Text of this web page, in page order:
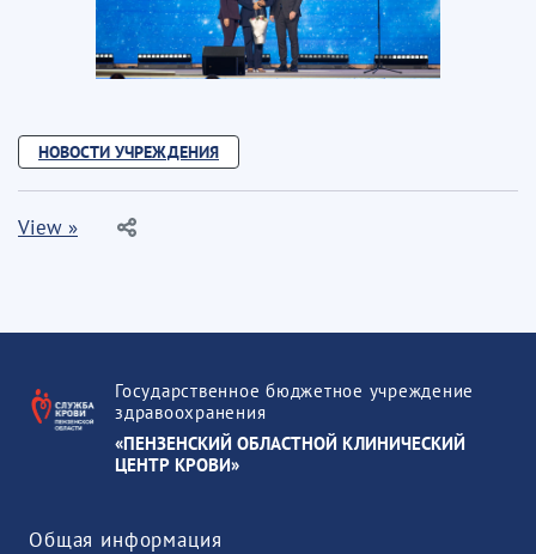
НОВОСТИ УЧРЕЖДЕНИЯ
View »
Государственное бюджетное учреждение
здравоохранения
«ПЕНЗЕНСКИЙ ОБЛАСТНОЙ КЛИНИЧЕСКИЙ
ЦЕНТР КРОВИ»
Общая информация